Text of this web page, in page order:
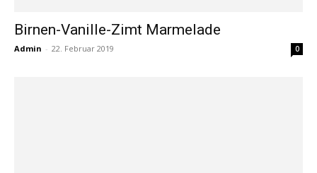
Birnen-Vanille-Zimt Marmelade
Admin - 22. Februar 2019 0